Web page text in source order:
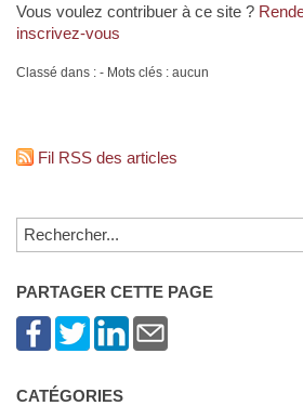
Vous voulez contribuer à ce site ?
inscrivez-vous
Classé dans : - Mots clés : aucun
Fil RSS des articles
PARTAGER CETTE PAGE
CATÉGORIES